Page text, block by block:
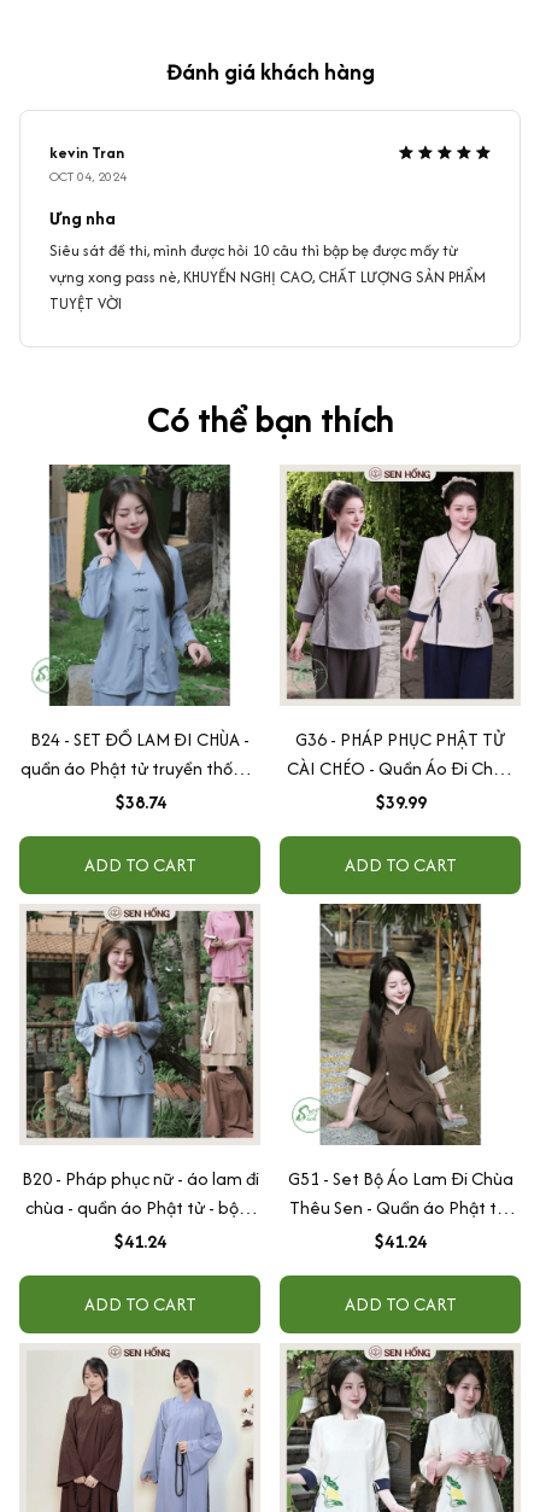
Đánh giá khách hàng
kevin Tran
OCT 04, 2024
Ưng nha
Siêu sát đề thi, mình được hỏi 10 câu thì bập bẹ được mấy từ
vựng xong pass nè, KHUYẾN NGHỊ CAO, CHẤT LƯỢNG SẢN PHẨM
TUYỆT VỜI
Có thể bạn thích
B24 - SET ĐỒ LAM ĐI CHÙA -
quần áo Phật tử truyền thống-
pháp phục nữ cổ bà lai cúc tết
$38.74
ADD TO CART
G36 - PHÁP PHỤC PHẬT TỬ
CÀI CHÉO - Quần Áo Đi Chùa
thiết kế cổ nhật vải đũi thêu
$39.99
ADD TO CART
B20 - Pháp phục nữ - áo lam đi
chùa - quần áo Phật tử - bộ lễ
phục vải lụa mềm thêu thư
$41.24
ADD TO CART
G51 - Set Bộ Áo Lam Đi Chùa
Thêu Sen - Quần áo Phật tử,
Pháp phục loại 1 vải mịn đẹp
$41.24
ADD TO CART